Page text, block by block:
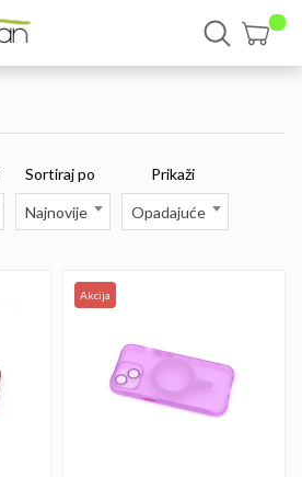
Sortiraj po
Najnovije
Prikaži
Opadajuće
Akcija